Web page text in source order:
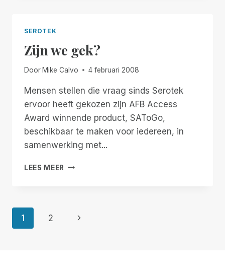
SEROTEK
Zijn we gek?
Door Mike Calvo 4 februari 2008
Mensen stellen die vraag sinds Serotek
ervoor heeft gekozen zijn AFB Access
Award winnende product, SAToGo,
beschikbaar te maken voor iedereen, in
samenwerking met...
LEES MEER ZIJN
Paginanavigatie
1 2
Volgende